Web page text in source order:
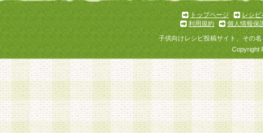
トップページ
レシピ
利用規約
個人情報保
子供向けレシピ投稿サイト、その
Copyright